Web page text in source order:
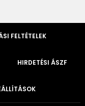
FELTÉTELEK
HIRDETÉSI ÁSZF